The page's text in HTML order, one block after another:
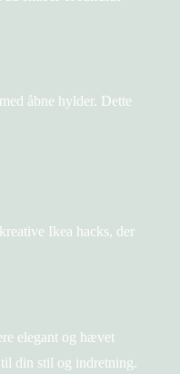
åbne hylder. Dette
Ikea hacks, der
elegant og hævet
din stil og indretning.